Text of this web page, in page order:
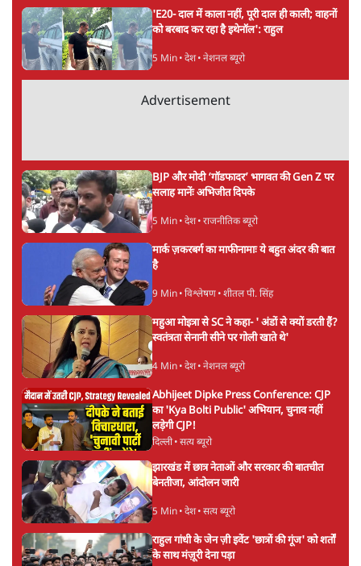
'E20- दाल में काला नहीं, पूरी दाल ही काली; वाहनों
को बरबाद कर रहा है इथेनॉल': राहुल
5 Min• देश• नेशनल ब्यूरो
Advertisement
BJP और मोदी ‘गॉडफादर’ भागवत की Gen Z पर
सलाह मानेंः अभिजीत दिपके
5 Min• देश• राजनीतिक ब्यूरो
मार्क ज़करबर्ग का माफीनामाः ये बहुत अंदर की बात
है
9 Min• विश्लेषण• शीतल पी. सिंह
महुआ मोइत्रा से SC ने कहा- ' अंडों से क्यों डरती हैं?
स्वतंत्रता सेनानी सीने पर गोली खाते थे'
4 Min• देश• नेशनल ब्यूरो
Abhijeet Dipke Press Conference: CJP
का 'Kya Bolti Public' अभियान, चुनाव नहीं
लड़ेगी CJP!
दिल्ली• सत्य ब्यूरो
झारखंड में छात्र नेताओं और सरकार की बातचीत
बेनतीजा, आंदोलन जारी
5 Min• देश• सत्य ब्यूरो
राहुल गांधी के जेन ज़ी इवेंट 'छात्रों की गूंज' को शर्तों
के साथ मंज़ूरी देना पड़ा